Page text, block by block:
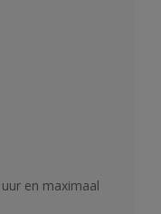
en maximaal